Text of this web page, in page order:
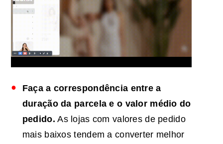
Faça a correspondência entre a
duração da parcela e o valor médio do
pedido. As lojas com valores de pedido
mais baixos tendem a converter melhor